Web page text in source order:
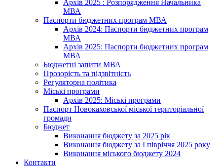
Архів 2025 : Розпорядження Начальника
МВА
Паспорти бюджетних програм МВА
Архів 2024: Паспорти бюджетних програм
МВА
Архів 2025: Паспорти бюджетних програм
МВА
Бюджетні запити МВА
Прозорість та підзвітність
Регуляторна політика
Міські програми
Архів 2025: Міські програми
Паспорт Новокаховської міської територіальної
громади
Бюджет
Виконання бюджету за 2025 рік
Виконання бюджету за І півріччя 2025 року
Виконання міського бюджету 2024
Контакти